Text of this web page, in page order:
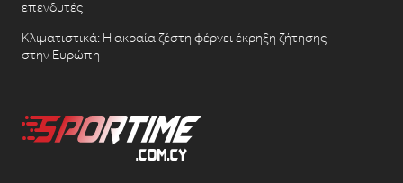
επενδυτές
Κλιματιστικά: Η ακραία ζέστη φέρνει έκρηξη ζήτησης
στην Ευρώπη